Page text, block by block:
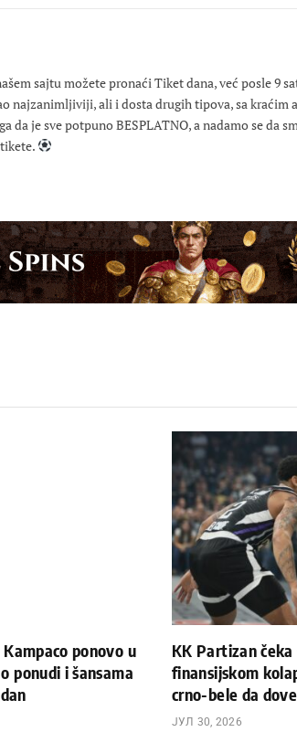
sajtu možete pronaći Tiket dana, već posle 9
najzanimljiviji, ali i dosta drugih tipova, sa kraćim
da je sve potpuno BESPLATNO, a nadamo se da
ponovo u
ponudi i šansama
KK Partizan
finansijskom
crno-bele da
ЈУЛ 30, 2026